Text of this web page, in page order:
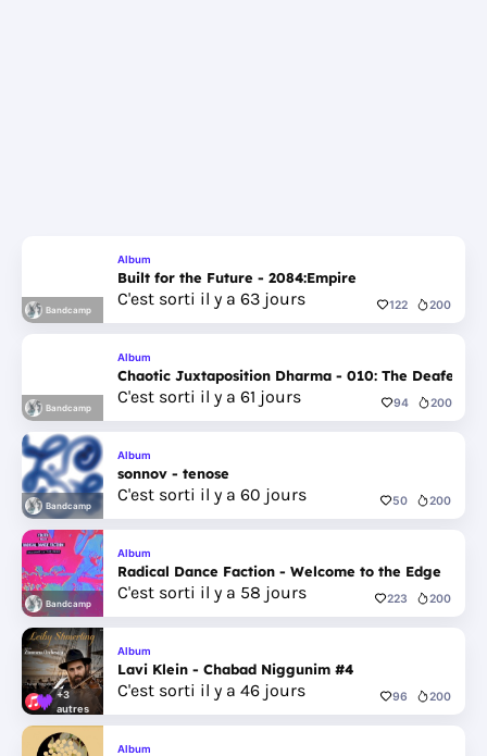
Bandcamp
Album
Built for the Future - 2084:Empire
C'est sorti il y a 63 jours 122 200
Bandcamp
Album
Chaotic Juxtaposition Dharma - 010: The
C'est sorti il y a 61 jours 94 200
Bandcamp
Album
sonnov - tenose
C'est sorti il y a 60 jours 50 200
Bandcamp
Album
Radical Dance Faction - Welcome to the Edge
C'est sorti il y a 58 jours 223 200
+3
autres
Album
Lavi Klein - Chabad Niggunim #4
C'est sorti il y a 46 jours 96 200
Album